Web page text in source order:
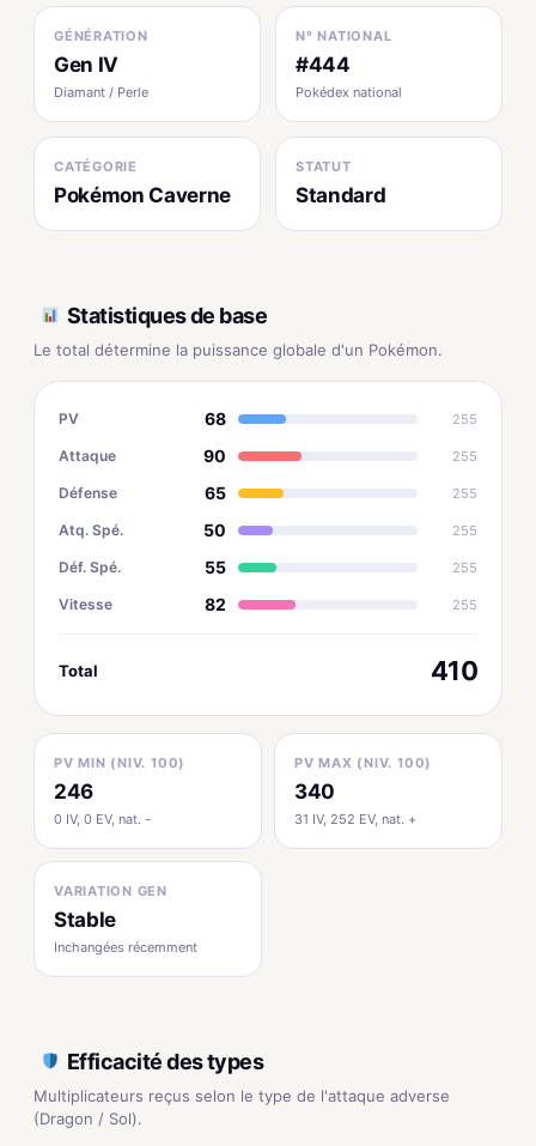
GÉNÉRATION
Gen IV
Diamant / Perle
N° NATIONAL
#444
Pokédex national
CATÉGORIE
Pokémon Caverne
STATUT
Standard
Statistiques de base
Le total détermine la puissance globale d'un Pokémon.
PV 68 255
Attaque 90 255
Défense 65 255
Atq. Spé. 50 255
Déf. Spé. 55 255
Vitesse 82 255
Total 410
PV MIN (NIV. 100)
246
0 IV, 0 EV, nat. -
PV MAX (NIV. 100)
340
31 IV, 252 EV, nat. +
VARIATION GEN
Stable
Inchangées récemment
Efficacité des types
Multiplicateurs reçus selon le type de l'attaque adverse
(Dragon / Sol).